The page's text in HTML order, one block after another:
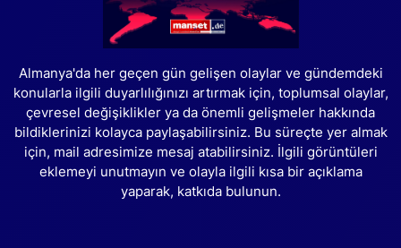
Almanya'da her geçen gün gelişen olaylar ve gündemdeki
konularla ilgili duyarlılığınızı artırmak için, toplumsal olaylar,
çevresel değişiklikler ya da önemli gelişmeler hakkında
bildiklerinizi kolayca paylaşabilirsiniz. Bu süreçte yer almak
için, mail adresimize mesaj atabilirsiniz. İlgili görüntüleri
eklemeyi unutmayın ve olayla ilgili kısa bir açıklama
yaparak, katkıda bulunun.